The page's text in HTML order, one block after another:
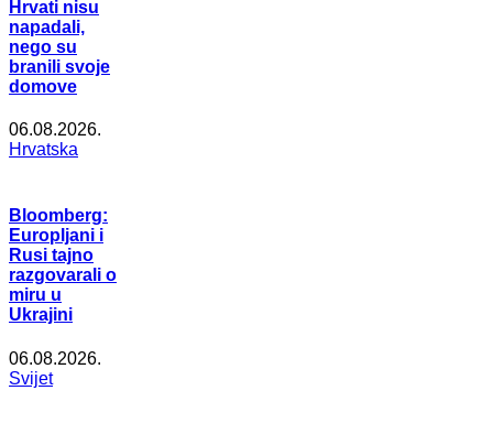
Hrvati nisu
napadali,
nego su
branili svoje
domove
06.08.2026.
Hrvatska
Bloomberg:
Europljani i
Rusi tajno
razgovarali o
miru u
Ukrajini
06.08.2026.
Svijet